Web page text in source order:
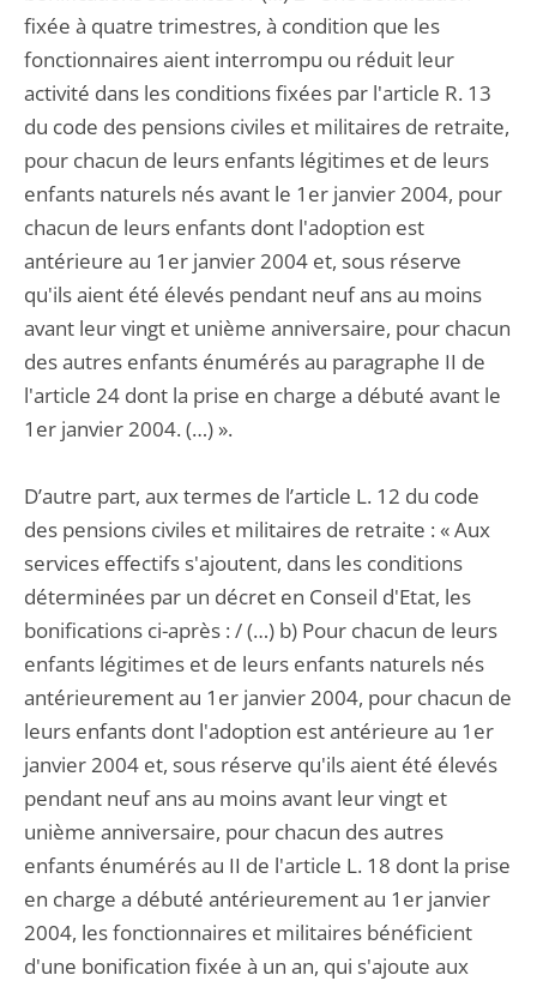
fixée à quatre trimestres, à condition que les
fonctionnaires aient interrompu ou réduit leur
activité dans les conditions fixées par l'article R. 13
du code des pensions civiles et militaires de retraite,
pour chacun de leurs enfants légitimes et de leurs
enfants naturels nés avant le 1er janvier 2004, pour
chacun de leurs enfants dont l'adoption est
antérieure au 1er janvier 2004 et, sous réserve
qu'ils aient été élevés pendant neuf ans au moins
avant leur vingt et unième anniversaire, pour chacun
des autres enfants énumérés au paragraphe II de
l'article 24 dont la prise en charge a débuté avant le
1er janvier 2004. (…) ».
D’autre part, aux termes de l’article L. 12 du code
des pensions civiles et militaires de retraite : « Aux
services effectifs s'ajoutent, dans les conditions
déterminées par un décret en Conseil d'Etat, les
bonifications ci-après : / (…) b) Pour chacun de leurs
enfants légitimes et de leurs enfants naturels nés
antérieurement au 1er janvier 2004, pour chacun de
leurs enfants dont l'adoption est antérieure au 1er
janvier 2004 et, sous réserve qu'ils aient été élevés
pendant neuf ans au moins avant leur vingt et
unième anniversaire, pour chacun des autres
enfants énumérés au II de l'article L. 18 dont la prise
en charge a débuté antérieurement au 1er janvier
2004, les fonctionnaires et militaires bénéficient
d'une bonification fixée à un an, qui s'ajoute aux